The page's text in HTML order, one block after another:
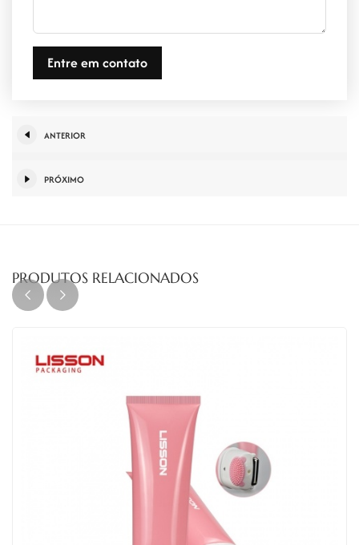
Entre em contato
ANTERIOR
PRÓXIMO
PRODUTOS RELACIONADOS